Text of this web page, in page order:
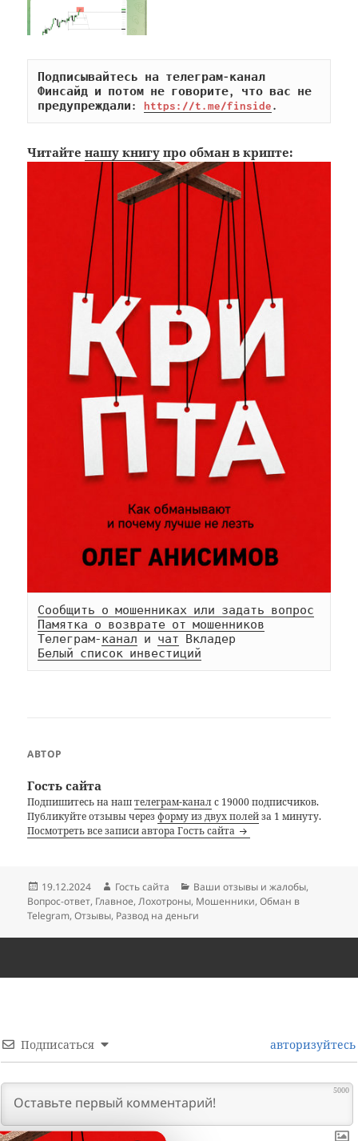
Подписывайтесь на телеграм-канал
Финсайд и потом не говорите, что вас не
предупреждали: https://t.me/finside.
Читайтенашу книгу про обман в крипте:
Сообщить о мошенниках или задать вопрос
Памятка о возврате от мошенников
Телеграм-канал и чат
Белый список инвестиций
АВТОР
Гость сайта
Подпишитесь на наштелеграм-каналс 19000 подписчиков.
Публикуйте отзывы черезформу из двух полейза 1 минуту.
Посмотреть все записи автора Гость сайта
Опубликовано
19.12.2024 Автор
Гость сайта Рубрики
Ваши отзывы и жалобы,
Вопрос-ответ, Главное,Лохотроны, Мошенники,Обман в
Telegram,Отзывы, Развод на деньги
Подписаться авторизуйтесь
5000